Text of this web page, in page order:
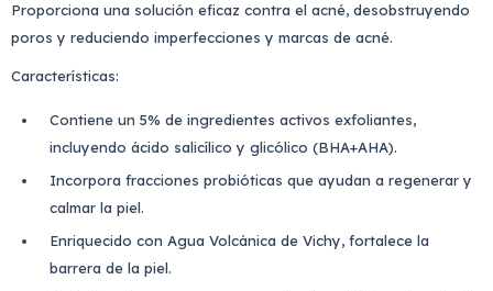
Proporciona una solución eficaz contra el acné, desobstruyendo
poros y reduciendo imperfecciones y marcas de acné.
Características:
Contiene un 5% de ingredientes activos exfoliantes,
incluyendo ácido salicílico y glicólico (BHA+AHA).
Incorpora fracciones probióticas que ayudan a regenerar y
calmar la piel.
Enriquecido con Agua Volcánica de Vichy, fortalece la
barrera de la piel.